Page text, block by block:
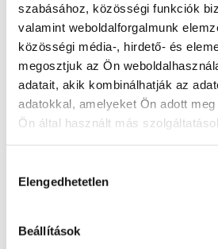
szabásához, közösségi funkciók
valamint weboldalforgalmunk
közösségi média-, hirdető- és
megosztjuk az Ön
adatait, akik kombinálhatják az
adatokkal, amelyeket Ön adott
Ön által használt más
kiválasztása
Elengedhetetlen
Beállítások
10 990Ft
Bővebb információ
Kosárba
teszem
Bővebb információ